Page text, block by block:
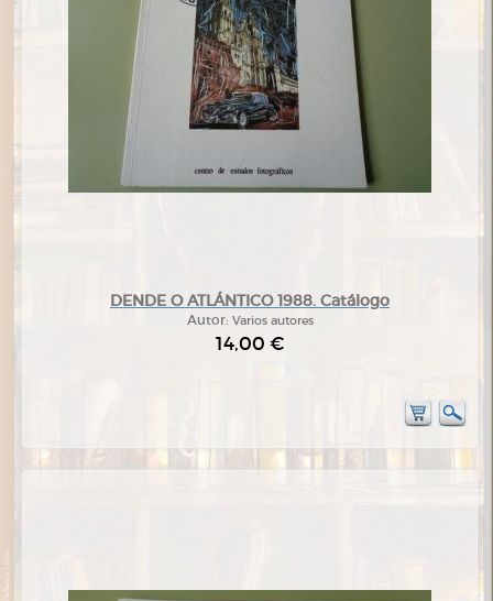
DENDE O ATLÁNTICO 1988. Catálogo
Autor: Varios autores
14,00 €